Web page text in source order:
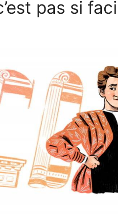
pas si